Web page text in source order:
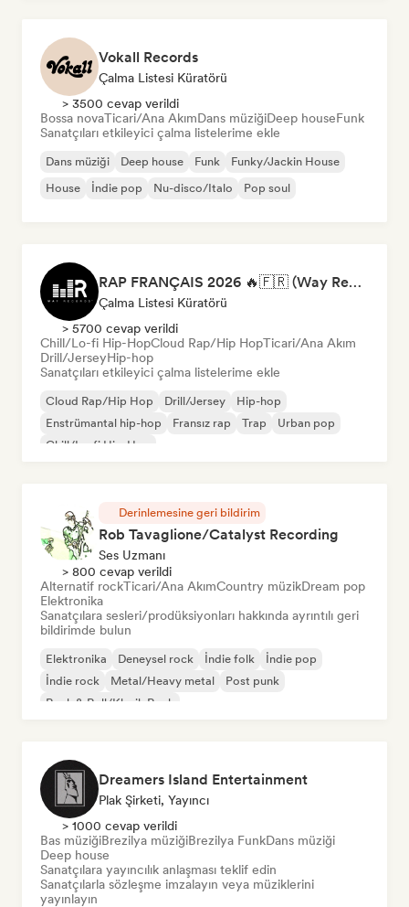
Vokall Records
Çalma Listesi Küratörü
> 3500 cevap verildi
Bossa novaTicari/Ana AkımDans müziğiDeep houseFunk
Sanatçıları etkileyici çalma listelerime ekle
Dans müziği Deep house Funk
Funky/Jackin House
House
İndie pop Nu-disco/Italo Pop soul
RAP FRANÇAIS 2026 🔥🇫🇷 (Way Records)
Çalma Listesi Küratörü
> 5700 cevap verildi
Chill/Lo-fi Hip-HopCloud Rap/Hip HopTicari/Ana Akım
Drill/JerseyHip-hop
Sanatçıları etkileyici çalma listelerime ekle
Cloud Rap/Hip Hop Drill/Jersey
Hip-hop
Enstrümantal hip-hop
Fransız rap Trap
Urban pop
Chill/Lo-fi Hip-Hop
Derinlemesine geri bildirim
Rob Tavaglione/Catalyst Recording
Ses Uzmanı
> 800 cevap verildi
Alternatif rockTicari/Ana AkımCountry müzikDream pop
Elektronika
Sanatçılara sesleri/prodüksiyonları hakkında ayrıntılı geri
bildirimde bulun
Elektronika Deneysel rock İndie folk
İndie pop
İndie rock
Metal/Heavy metal
Post punk
Rock & Roll/Klasik Rock
Dreamers Island Entertainment
Plak Şirketi, Yayıncı
> 1000 cevap verildi
Bas müziğiBrezilya müziğiBrezilya FunkDans müziği
Deep house
Sanatçılara yayıncılık anlaşması teklif edin
Sanatçılarla sözleşme imzalayın veya müziklerini
yayınlayın